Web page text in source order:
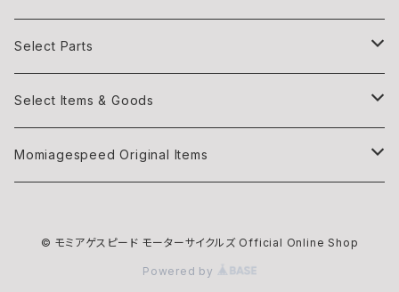
Light
Body parts
Exhaust
Select Parts
Light
Body parts
Select Items & Goods
Books
Momiagespeed Original Items
© モミアゲスピード モーターサイクルズ Official Online Shop
Powered by